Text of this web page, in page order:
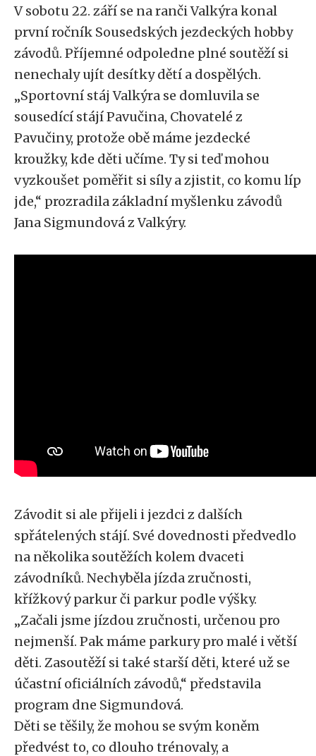
V sobotu 22. září se na ranči Valkýra konal
první ročník Sousedských jezdeckých hobby
závodů. Příjemné odpoledne plné soutěží si
nenechaly ujít desítky dětí a dospělých.
„Sportovní stáj Valkýra se domluvila se
sousedící stájí Pavučina, Chovatelé z
Pavučiny, protože obě máme jezdecké
kroužky, kde děti učíme. Ty si teď mohou
vyzkoušet poměřit si síly a zjistit, co komu líp
jde,“ prozradila základní myšlenku závodů
Jana Sigmundová z Valkýry.
Závodit si ale přijeli i jezdci z dalších
spřátelených stájí. Své dovednosti předvedlo
na několika soutěžích kolem dvaceti
závodníků. Nechyběla jízda zručnosti,
křížkový parkur či parkur podle výšky.
„Začali jsme jízdou zručnosti, určenou pro
nejmenší. Pak máme parkury pro malé i větší
děti. Zasoutěží si také starší děti, které už se
účastní oficiálních závodů,“ představila
program dne Sigmundová.
Děti se těšily, že mohou se svým koněm
předvést to, co dlouho trénovaly, a